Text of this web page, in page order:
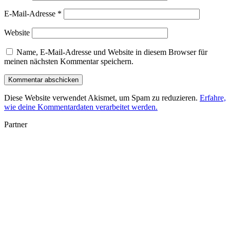
E-Mail-Adresse *
Website
Name, E-Mail-Adresse und Website in diesem Browser für
meinen nächsten Kommentar speichern.
Diese Website verwendet Akismet, um Spam zu reduzieren. Erfahre,
wie deine Kommentardaten verarbeitet werden.
Partner